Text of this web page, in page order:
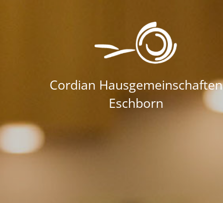
Zum Inhalt springen
Cordian Hausgemeinschaften
Eschborn